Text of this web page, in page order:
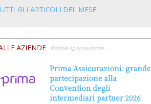
GLI ARTICOLI DEL MESE
AZIENDE Notizie sponsorizzate
Prima Assicurazioni: grande
partecipazione alla
Convention degli
intermediari partner 2026